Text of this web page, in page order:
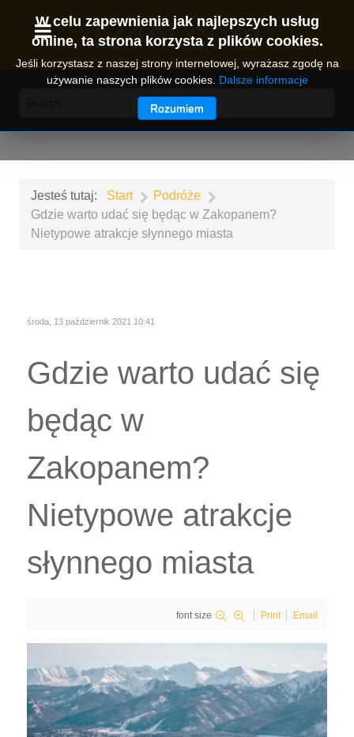
I24N.com
Jesteś tutaj: Start
Podróże
Gdzie warto udać się będąc w Zakopanem?
Nietypowe atrakcje słynnego miasta
środa, 13 październik 2021 10:41
Gdzie warto udać się
będąc w
Zakopanem?
Nietypowe atrakcje
słynnego miasta
font size Print Email
W celu zapewnienia jak najlepszych usług
online, ta strona korzysta z plików cookies.
Jeśli korzystasz z naszej strony internetowej, wyrażasz zgodę na
używanie naszych plików cookies. Dalsze informacje
Rozumiem